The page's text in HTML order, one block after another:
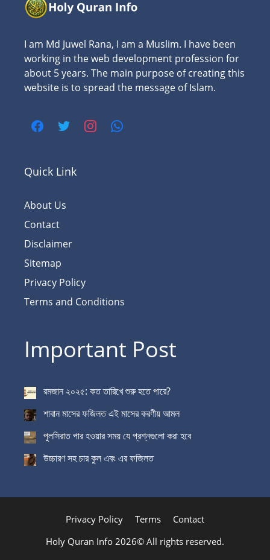
I am Md Juwel Rana, I am a Muslim. I have been
working in the web development profession for
about 5 years. The main purpose of creating this
website is to spread the message of Islam.
Quick Link
About Us
Contact
Disclaimer
Sitemap
Privacy Policy
Terms and Conditions
Important Post
রমজান ২০২৫: কত তারিখে শুরু হতে পারে?
শাবান মাসের ফজিলত এই মাসের করণীয় আমল
পুলসিরাত পার হওয়ার সময় যে প্রশ্নগুলো করা হবে
উচ্চারণ সহ চার কুল এবং এর ফজিলত
Privacy Policy Terms
Contact
Holy Quran Info 2026© All rights reserved.